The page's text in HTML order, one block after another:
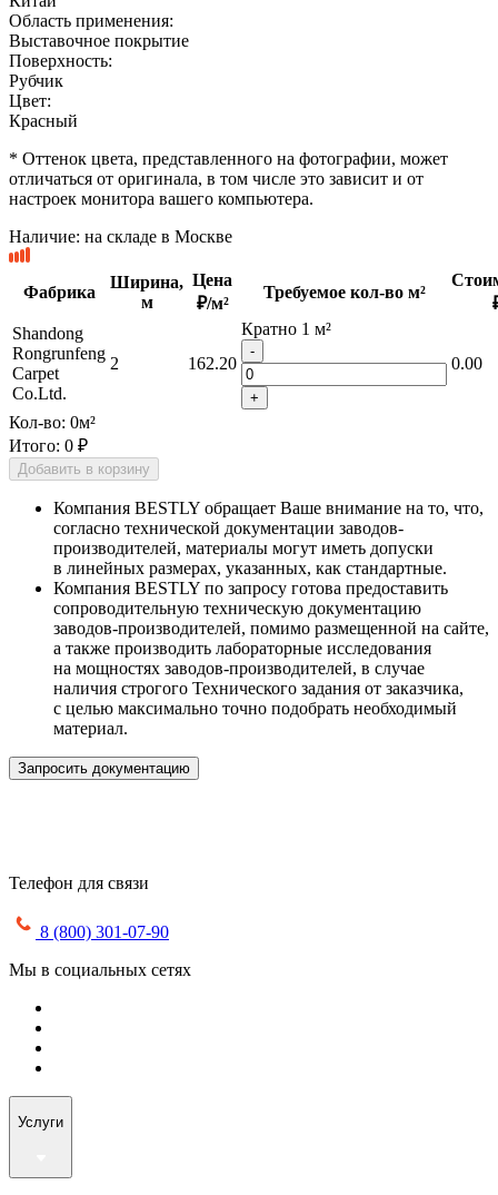
Область применения:
Выставочное покрытие
Поверхность:
Рубчик
Цвет:
Красный
* Оттенок цвета, представленного на фотографии, может
отличаться от оригинала, в том числе это зависит и от
настроек монитора вашего компьютера.
Наличие: на складе в Москве
Фабрика
Ширина,
м
Цена
₽/м²
Требуемое кол-во м²
Shandong
Rongrunfeng
Carpet
Co.Ltd.
2 162.20
Кратно 1 м²
-
+
0.00
Кол-во: 0м²
Итого: 0 ₽
Добавить в корзину
Компания BESTLY обращает Ваше внимание на то, что,
согласно технической документации заводов-
производителей, материалы могут иметь допуски
в линейных размерах, указанных, как стандартные.
Компания BESTLY по запросу готова предоставить
сопроводительную техническую документацию
заводов-производителей, помимо размещенной на сайте,
а также производить лабораторные исследования
на мощностях заводов-производителей, в случае
наличия строгого Технического задания от заказчика,
с целью максимально точно подобрать необходимый
материал.
Запросить документацию
Телефон для связи
8 (800) 301-07-90
Мы в социальных сетях
Услуги